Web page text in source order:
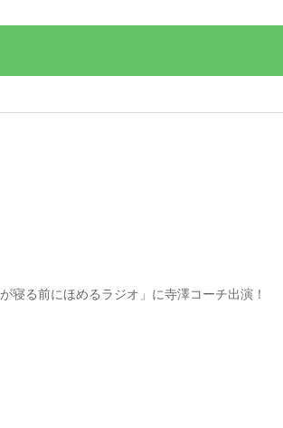
寝る前にほめるラジオ」に寺澤コーチ出演！